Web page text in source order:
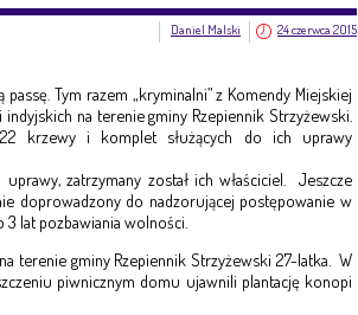
24 czerwca 2015
Daniel Malski
Tym razem „kryminalni” z Komendy Miejskiej
na terenie gminy Rzepiennik Strzyżewski.
22 krzewy i komplet służących do ich uprawy
zatrzymany został ich właściciel. Jeszcze
doprowadzony do nadzorującej postępowanie w
lat pozbawiania wolności.
terenie gminy Rzepiennik Strzyżewski 27-latka. W
piwnicznym domu ujawnili plantację konopi